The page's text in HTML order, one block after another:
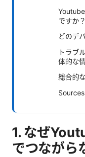
ですか？
どのデ
トラブ
体的な
総合的
1. なぜ
でつながら